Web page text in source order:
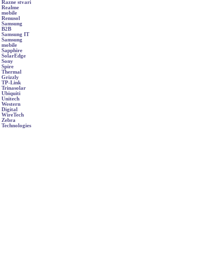
Razne stvari
Realme
mobile
Renusol
Samsung
B2B
Samsung IT
Samsung
mobile
Sapphire
SolarEdge
Sony
Spire
Thermal
Grizzly
TP-Link
Trinasolar
Ubiquiti
Unitech
Western
Digital
WireTech
Zebra
Technologies